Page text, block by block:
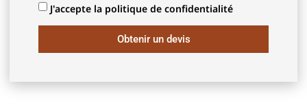
J'accepte la politique de confidentialité
Obtenir un devis